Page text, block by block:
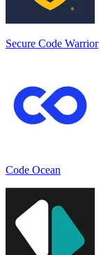
Secure Code Warrior
Code Ocean